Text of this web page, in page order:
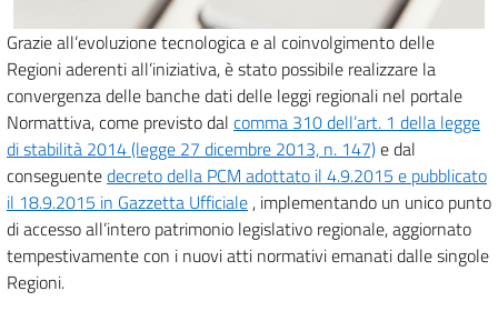
Grazie all’evoluzione tecnologica e al coinvolgimento delle
Regioni aderenti all’iniziativa, è stato possibile realizzare la
convergenza delle banche dati delle leggi regionali nel portale
Normattiva, come previsto dal comma 310 dell’art. 1 della legge
di stabilità 2014 (legge 27 dicembre 2013, n. 147)e dal
conseguentedecreto della PCM adottato il 4.9.2015 e pubblicato
il 18.9.2015 in Gazzetta Ufficiale , implementando un unico punto
di accesso all’intero patrimonio legislativo regionale, aggiornato
tempestivamente con i nuovi atti normativi emanati dalle singole
Regioni.